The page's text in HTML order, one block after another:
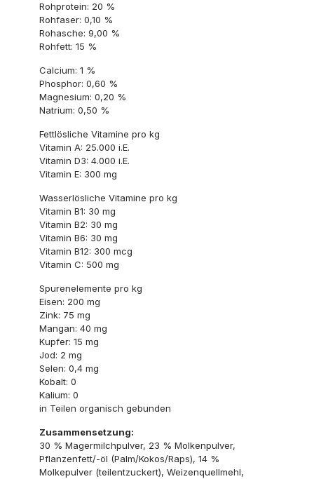
Rohprotein: 20 %
Rohfaser: 0,10 %
Rohasche: 9,00 %
Rohfett: 15 %
Calcium: 1 %
Phosphor: 0,60 %
Magnesium: 0,20 %
Natrium: 0,50 %
Fettlösliche Vitamine pro kg
Vitamin A: 25.000 i.E.
Vitamin D3: 4.000 i.E.
Vitamin E: 300 mg
Wasserlösliche Vitamine pro kg
Vitamin B1: 30 mg
Vitamin B2: 30 mg
Vitamin B6: 30 mg
Vitamin B12: 300 mcg
Vitamin C: 500 mg
Spurenelemente pro kg
Eisen: 200 mg
Zink: 75 mg
Mangan: 40 mg
Kupfer: 15 mg
Jod: 2 mg
Selen: 0,4 mg
Kobalt: 0
Kalium: 0
in Teilen organisch gebunden
Zusammensetzung:
30 % Magermilchpulver, 23 % Molkenpulver,
Pflanzenfett/-öl (Palm/Kokos/Raps), 14 %
Molkepulver (teilentzuckert), Weizenquellmehl,